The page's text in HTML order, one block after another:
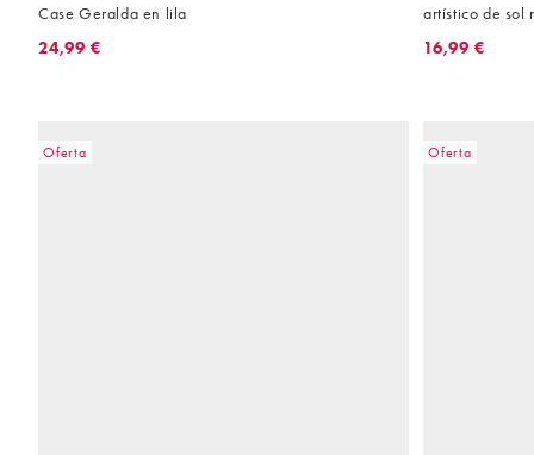
Case Geralda en lila
24,99 €
artístico de sol
16,99 €
Oferta Oferta